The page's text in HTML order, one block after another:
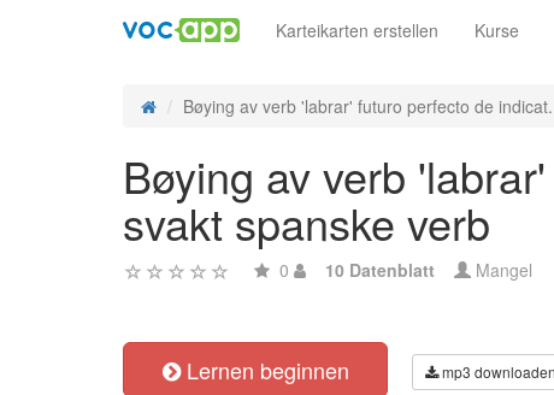
Karteikarten erstellen Kurse
Bøying av verb 'labrar' futuro perfecto de
Bøying av verb
svakt spanske verb
0 10 Datenblatt Mangel
Lernen beginnen mp3 downloaden